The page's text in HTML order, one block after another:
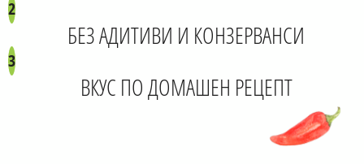
2
БЕЗ АДИТИВИ И КОНЗЕРВАНСИ
3
ВКУС ПО ДОМАШЕН РЕЦЕПТ